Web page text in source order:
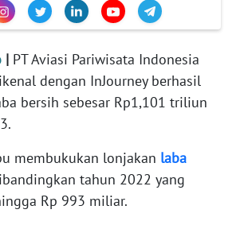
| PT Aviasi Pariwisata Indonesia
dengan InJourney berhasil
bersih sebesar Rp1,101 triliun
membukukan lonjakan laba
tahun 2022 yang
Rp 993 miliar.